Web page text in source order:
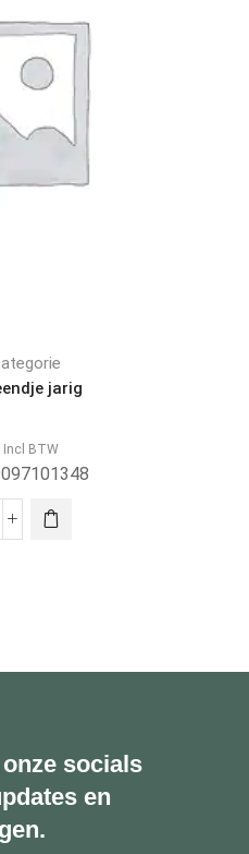
jarig
Incl BTW
socials
en